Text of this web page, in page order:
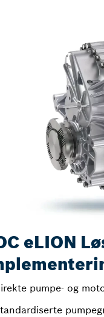
eLION
pumpe- og